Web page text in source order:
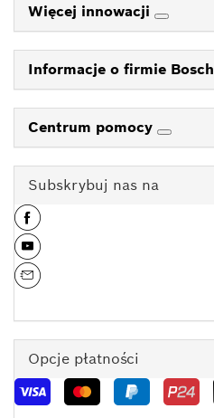
Więcej innowacji
Informacje o firmie Bosch
Centrum pomocy
Subskrybuj nas na
Opcje płatności